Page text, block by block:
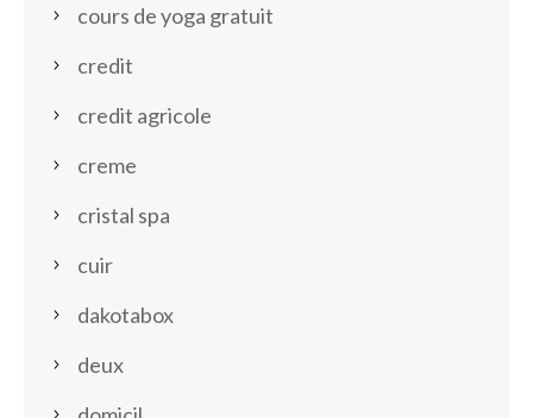
cours de yoga gratuit
credit
credit agricole
creme
cristal spa
cuir
dakotabox
deux